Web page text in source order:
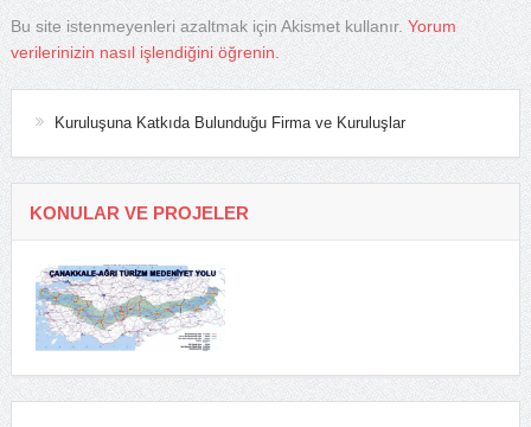
Bu site istenmeyenleri azaltmak için Akismet kullanır. Yorum
verilerinizin nasıl işlendiğini öğrenin.
Kuruluşuna Katkıda Bulunduğu Firma ve Kuruluşlar
KONULAR VE PROJELER